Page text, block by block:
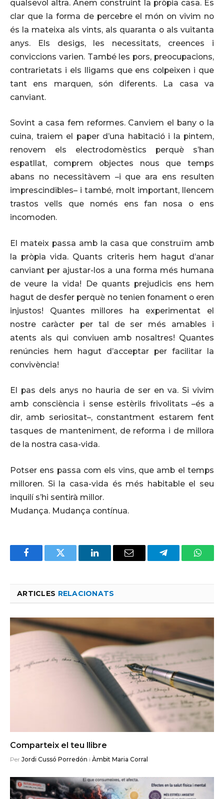
qualsevol altra. Anem construint la pròpia casa. És
clar que la forma de percebre el món on vivim no
és la mateixa als vints, als quaranta o als vuitanta
anys. Els desigs, les necessitats, creences i
conviccions varien. També les pors, preocupacions,
contrarietats i els lligams que ens colpeixen i que
tant ens marquen, són diferents. La casa va
canviant.
Sovint a casa fem reformes. Canviem el bany o la
cuina, traiem el paper d’una habitació i la pintem,
renovem els electrodomèstics perquè s’han
espatllat, comprem objectes nous que temps
abans no necessitàvem –i que ara ens resulten
imprescindibles– i també, molt important, llencem
trastos vells que només ens fan nosa o ens
incomoden.
El mateix passa amb la casa que construïm amb
la pròpia vida. Quants criteris hem hagut d’anar
canviant per ajustar-los a una forma més humana
de veure la vida! De quants prejudicis ens hem
hagut de desfer perquè no tenien fonament o eren
injustos! Quantes millores ha experimentat el
nostre caràcter per tal de ser més amables i
atents als qui conviuen amb nosaltres! Quantes
renúncies hem hagut d’acceptar per facilitar la
convivència!
El pas dels anys no hauria de ser en va. Si vivim
amb consciència i sense estèrils frivolitats –és a
dir, amb seriositat–, constantment estarem fent
tasques de manteniment, de reforma i de millora
de la nostra casa-vida.
Potser ens passa com els vins, que amb el temps
milloren. Si la casa-vida és més habitable el seu
inquilí s’hi sentirà millor.
Mudança. Mudança contínua.
FacebookTwitter LinkedInEmail Telegram
ARTICLES RELACIONATS
Comparteix el teu llibre
Per Jordi Cussó Porredón i Àmbit Maria Corral